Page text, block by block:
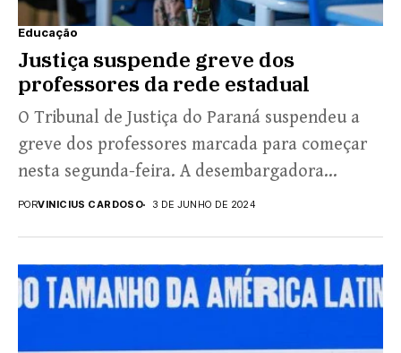
Educação
Justiça suspende greve dos
professores da rede estadual
O Tribunal de Justiça do Paraná suspendeu a
greve dos professores marcada para começar
nesta segunda-feira. A desembargadora
Dilmari Helena Kessler disse que...
PORVINICIUS CARDOSO 3 DE JUNHO DE 2024